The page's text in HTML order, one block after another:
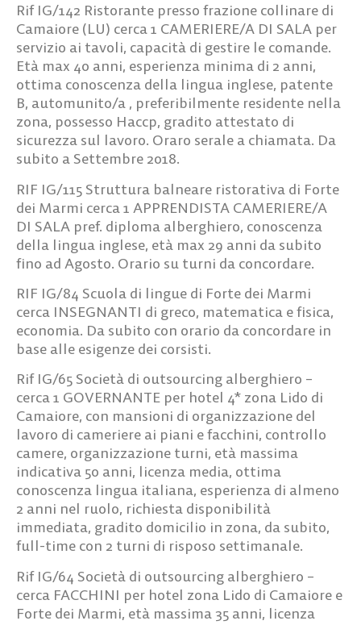
Rif IG/142 Ristorante presso frazione collinare di
Camaiore (LU) cerca1 CAMERIERE/A DI SALA per
servizio ai tavoli, capacità di gestire le comande.
Età max 40 anni, esperienza minima di 2 anni,
ottima conoscenza della lingua inglese, patente
B, automunito/a , preferibilmente residente nella
zona, possesso Haccp, gradito attestato di
sicurezza sul lavoro. Oraro serale a chiamata. Da
subito a Settembre 2018.
RIF IG/115 Struttura balneare ristorativa di Forte
dei Marmi cerca1 APPRENDISTA CAMERIERE/A
DI SALA pref. diploma alberghiero, conoscenza
della lingua inglese, età max 29 anni da subito
fino ad Agosto. Orario su turni da concordare.
RIF IG/84 Scuola di lingue di Forte dei Marmi
cerca INSEGNANTI di greco, matematica e fisica,
economia. Da subito con orario da concordare in
base alle esigenze dei corsisti.
Rif IG/65 Società di outsourcing alberghiero –
cerca1 GOVERNANTE per hotel 4* zona Lido di
Camaiore, con mansioni di organizzazione del
lavoro di cameriere ai piani e facchini, controllo
camere, organizzazione turni, età massima
indicativa 50 anni, licenza media, ottima
conoscenza lingua italiana, esperienza di almeno
2 anni nel ruolo, richiesta disponibilità
immediata, gradito domicilio in zona, da subito,
full-time con 2 turni di risposo settimanale.
Rif IG/64 Società di outsourcing alberghiero –
cerca FACCHINI per hotel zona Lido di Camaiore e
Forte dei Marmi, età massima 35 anni, licenza